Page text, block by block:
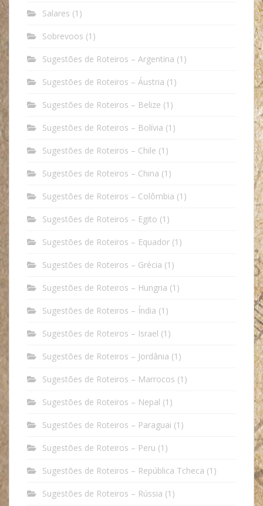
Salares (1)
Sobrevoos (1)
Sugestões de Roteiros – Argentina (1)
Sugestões de Roteiros – Áustria (1)
Sugestões de Roteiros – Belize (1)
Sugestões de Roteiros – Bolívia (1)
Sugestões de Roteiros – Chile (1)
Sugestões de Roteiros – China (1)
Sugestões de Roteiros – Colômbia (1)
Sugestões de Roteiros – Egito (1)
Sugestões de Roteiros – Equador (1)
Sugestões de Roteiros – Grécia (1)
Sugestões de Roteiros – Hungria (1)
Sugestões de Roteiros – Índia (1)
Sugestões de Roteiros – Israel (1)
Sugestões de Roteiros – Jordânia (1)
Sugestões de Roteiros – Marrocos (1)
Sugestões de Roteiros – Nepal (1)
Sugestões de Roteiros – Paraguai (1)
Sugestões de Roteiros – Peru (1)
Sugestões de Roteiros – República Tcheca (1)
Sugestões de Roteiros – Rússia (1)